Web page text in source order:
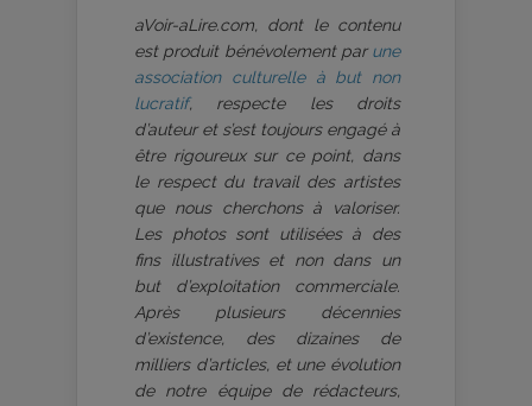
aVoir-aLire.com, dont le contenu
est produit bénévolement par une
association culturelle à but non
lucratif, respecte les droits
d’auteur et s’est toujours engagé à
être rigoureux sur ce point, dans
le respect du travail des artistes
que nous cherchons à valoriser.
Les photos sont utilisées à des
fins illustratives et non dans un
but d’exploitation commerciale.
Après plusieurs décennies
d’existence, des dizaines de
milliers d’articles, et une évolution
de notre équipe de rédacteurs,